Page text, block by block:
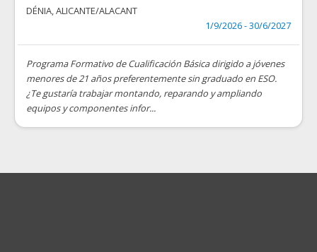
DÉNIA,ALICANTE/ALACANT
1/9/2026 - 30/6/2027
Programa Formativo de Cualificación Básica dirigido a jóvenes
menores de 21 años preferentemente sin graduado en ESO.
¿Te gustaría trabajar montando, reparando y ampliando
equipos y componentes infor...